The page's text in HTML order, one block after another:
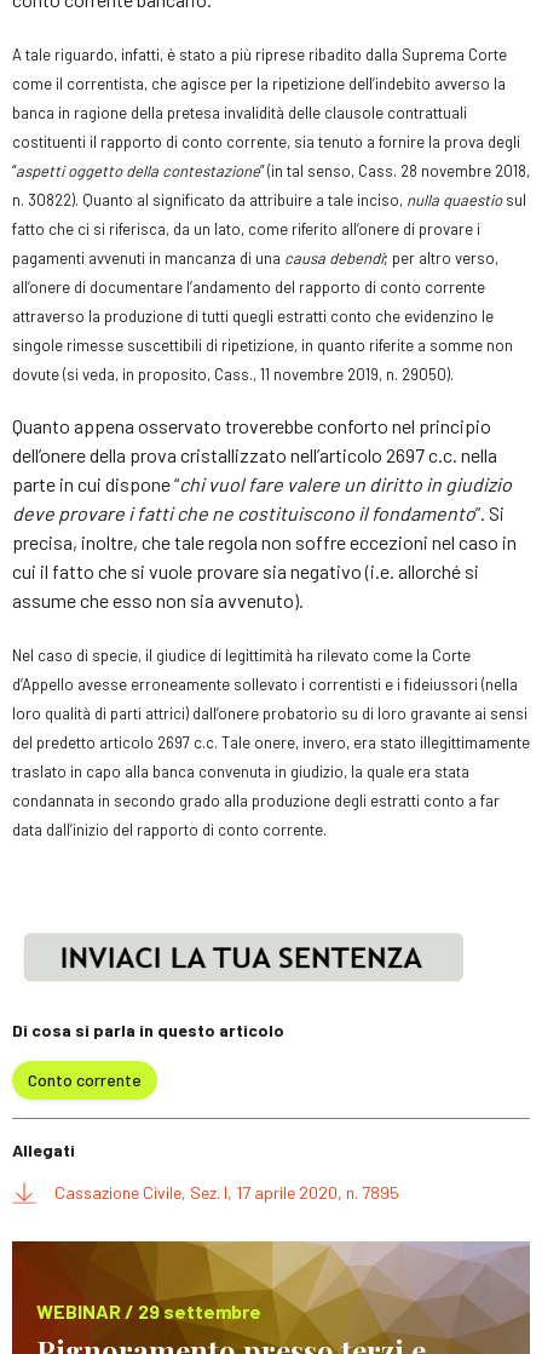
A tale riguardo, infatti, è stato a più riprese ribadito dalla Suprema Corte
come il correntista, che agisce per la ripetizione dell’indebito avverso la
banca in ragione della pretesa invalidità delle clausole contrattuali
costituenti il rapporto di conto corrente, sia tenuto a fornire la prova degli
“aspetti oggetto della contestazione” (in tal senso, Cass. 28 novembre 2018,
n. 30822). Quanto al significato da attribuire a tale inciso, nulla quaestiosul
fatto che ci si riferisca, da un lato, come riferito all’onere di provare i
pagamenti avvenuti in mancanza di una causa debendi; per altro verso,
all’onere di documentare l’andamento del rapporto di conto corrente
attraverso la produzione di tutti quegli estratti conto che evidenzino le
singole rimesse suscettibili di ripetizione, in quanto riferite a somme non
dovute (si veda, in proposito, Cass., 11 novembre 2019, n. 29050).
Quanto appena osservato troverebbe conforto nel principio
dell’onere della prova cristallizzato nell’articolo 2697 c.c. nella
parte in cui dispone “chi vuol fare valere un diritto in giudizio
deve provare i fatti che ne costituiscono il fondamento”. Si
precisa, inoltre, che tale regola non soffre eccezioni nel caso in
cui il fatto che si vuole provare sia negativo (i.e. allorché si
assume che esso non sia avvenuto).
Nel caso di specie, il giudice di legittimità ha rilevato come la Corte
d’Appello avesse erroneamente sollevato i correntisti e i fideiussori (nella
loro qualità di parti attrici) dall’onere probatorio su di loro gravante ai sensi
del predetto articolo 2697 c.c. Tale onere, invero, era stato illegittimamente
traslato in capo alla banca convenuta in giudizio, la quale era stata
condannata in secondo grado alla produzione degli estratti conto a far
data dall’inizio del rapporto di conto corrente.
Di cosa si parla in questo articolo
Conto corrente
Allegati
Cassazione Civile, Sez. I, 17 aprile 2020, n. 7895
WEBINAR / 29 settembre